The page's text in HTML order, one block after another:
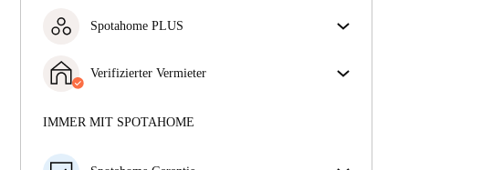
– Miete und Betriebskosten in einem für ein
Spotahome PLUS
indem Zugang zu höchsten Sicherheitsstandards und
zusätzlicher Unterstützung während der Mietdauer
Verifizierter Vermieter
Mehr über diesen Vermieter
IMMER MIT SPOTAHOME